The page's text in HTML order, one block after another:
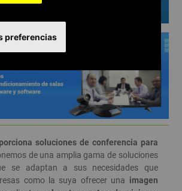
preferencias
Conferencias
soluciones de conferencia para
de una amplia gama de soluciones
se adaptan a sus necesidades que
como la suya ofrecer una imagen